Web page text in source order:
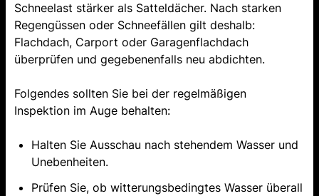
Schneelast stärker als Satteldächer. Nach starken
Regengüssen oder Schneefällen gilt deshalb:
Flachdach, Carport oder Garagenflachdach
überprüfen und gegebenenfalls neu abdichten.
Folgendes sollten Sie bei der regelmäßigen
Inspektion im Auge behalten:
Halten Sie Ausschau nach stehendem Wasser und
Unebenheiten.
Prüfen Sie, ob witterungsbedingtes Wasser überall